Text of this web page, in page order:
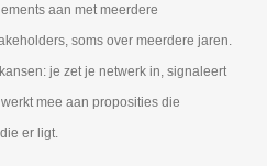
aan met meerdere
soms over meerdere jaren.
je zet je netwerk in, signaleert
mee aan proposities die
er ligt.